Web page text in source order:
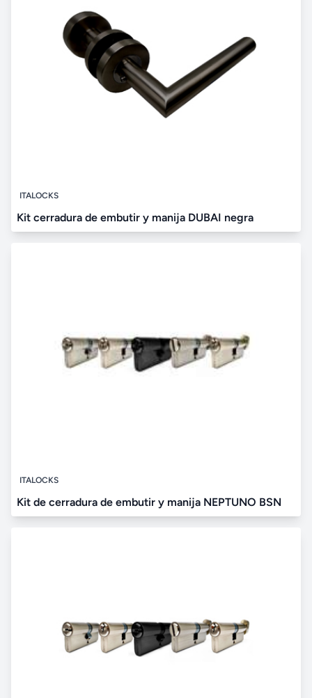
ITALOCKS
Kit cerradura de embutir y manija DUBAI negra
ITALOCKS
Kit de cerradura de embutir y manija NEPTUNO BSN